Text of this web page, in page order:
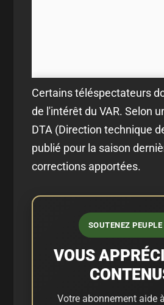
Certains téléspectateurs
de l'intérêt du VAR. Selon
DTA (Direction technique
publié pour la saison
corrections apportées.
SOUTENEZ
VOUS
Votre abonnement aide